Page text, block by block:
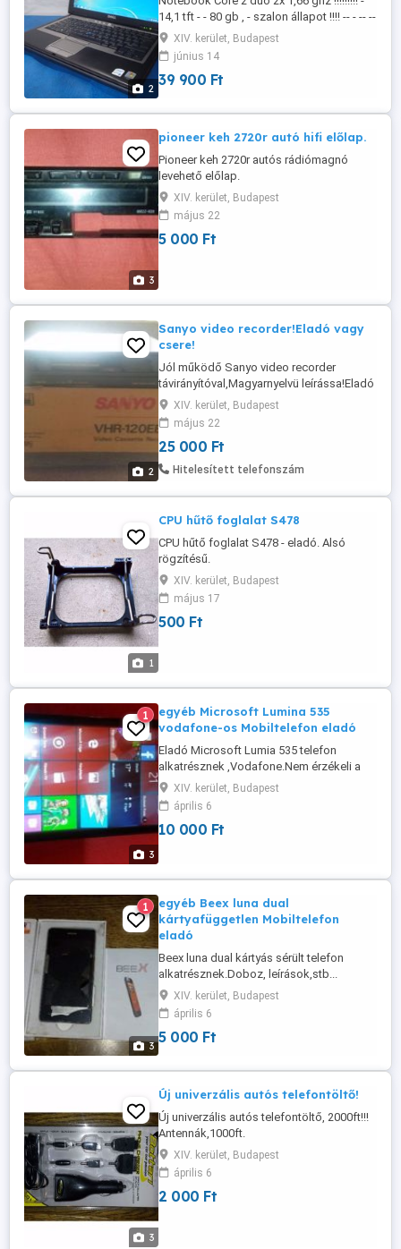
2
14,1 tft - - 80 gb , - szalon állapot !!!! -- - -- --
-- - budapest !!! - - - - dvd olvasó - cd iró !
1024 mb ram, wi-fi !!!! akku jó ! Kártya
ólvasó ! 10/100 lan, 4 db usb , - 39.900 Ft-
ért vihető ! Jó akku ! _____ Látogass el a
XIV. kerület, Budapest
június 14
39 900 Ft
3
pioneer keh 2720r autó hifi előlap.
Pioneer keh 2720r autós rádiómagnó
levehető előlap.
XIV. kerület, Budapest
május 22
5 000 Ft
2
Sanyo video recorder!Eladó vagy
csere!
Jól működő Sanyo video recorder
távirányítóval,Magyarnyelvü leírássa!Eladó
vagy csere!
XIV. kerület, Budapest
május 22
25 000 Ft
Hitelesített telefonszám
1
CPU hűtő foglalat S478
CPU hűtő foglalat S478 - eladó. Alsó
rögzítésű.
XIV. kerület, Budapest
május 17
500 Ft
3
1
egyéb Microsoft Lumina 535
vodafone-os Mobiltelefon eladó
Eladó Microsoft Lumia 535 telefon
alkatrésznek ,Vodafone.Nem érzékeli a
hálózatot.
XIV. kerület, Budapest
április 6
10 000 Ft
3
1
egyéb Beex luna dual
kártyafüggetlen Mobiltelefon
eladó
Beex luna dual kártyás sérült telefon
alkatrésznek.Doboz, leírások,stb...
XIV. kerület, Budapest
április 6
5 000 Ft
3
Új univerzális autós telefontöltő!
Új univerzális autós telefontöltő, 2000ft!!!
Antennák,1000ft.
XIV. kerület, Budapest
április 6
2 000 Ft